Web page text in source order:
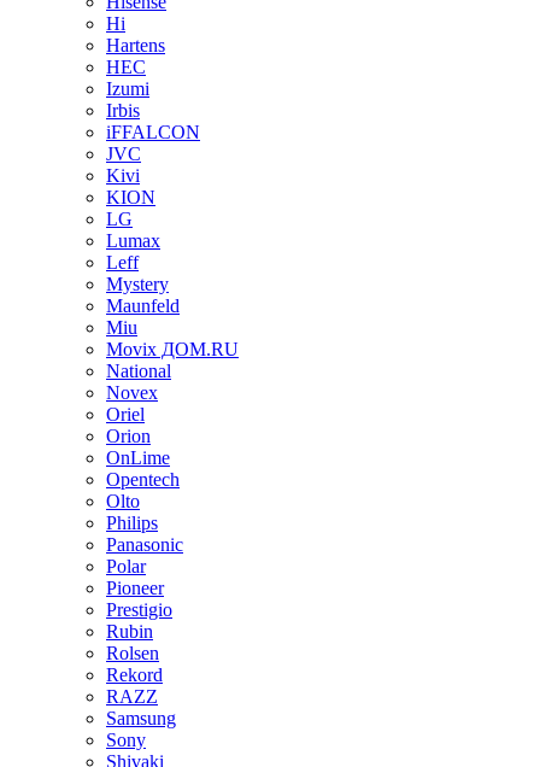
Hi
Hartens
HEC
Izumi
Irbis
iFFALCON
JVC
Kivi
KION
LG
Lumax
Leff
Mystery
Maunfeld
Miu
Movix ДОМ.RU
National
Novex
Oriel
Orion
OnLime
Opentech
Olto
Philips
Panasonic
Polar
Pioneer
Prestigio
Rubin
Rolsen
Rekord
RAZZ
Samsung
Sony
Shivaki